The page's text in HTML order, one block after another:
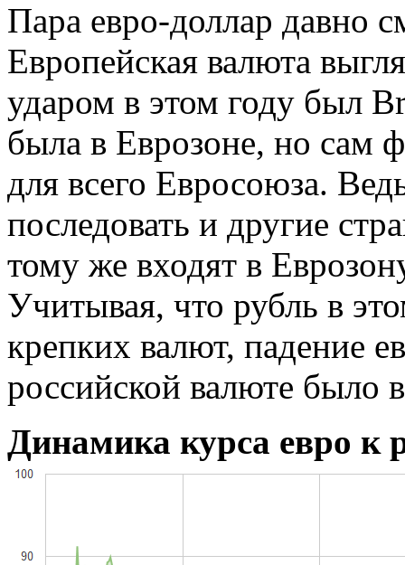
Пара евро-доллар давно
Европейская валюта
ударом в этом году был
была в Еврозоне, но сам
для всего Евросоюза.
последовать и другие
тому же входят в
Учитывая, что рубль в
крепких валют, падение
российской валюте было
Динамика курса евро к